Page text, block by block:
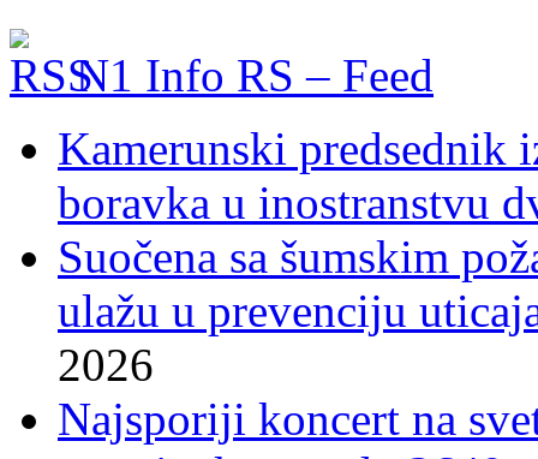
N1 Info RS – Feed
Kamerunski predsednik
boravka u inostranstvu
Suočena sa šumskim
ulažu u prevenciju
2026
Najsporiji koncert na